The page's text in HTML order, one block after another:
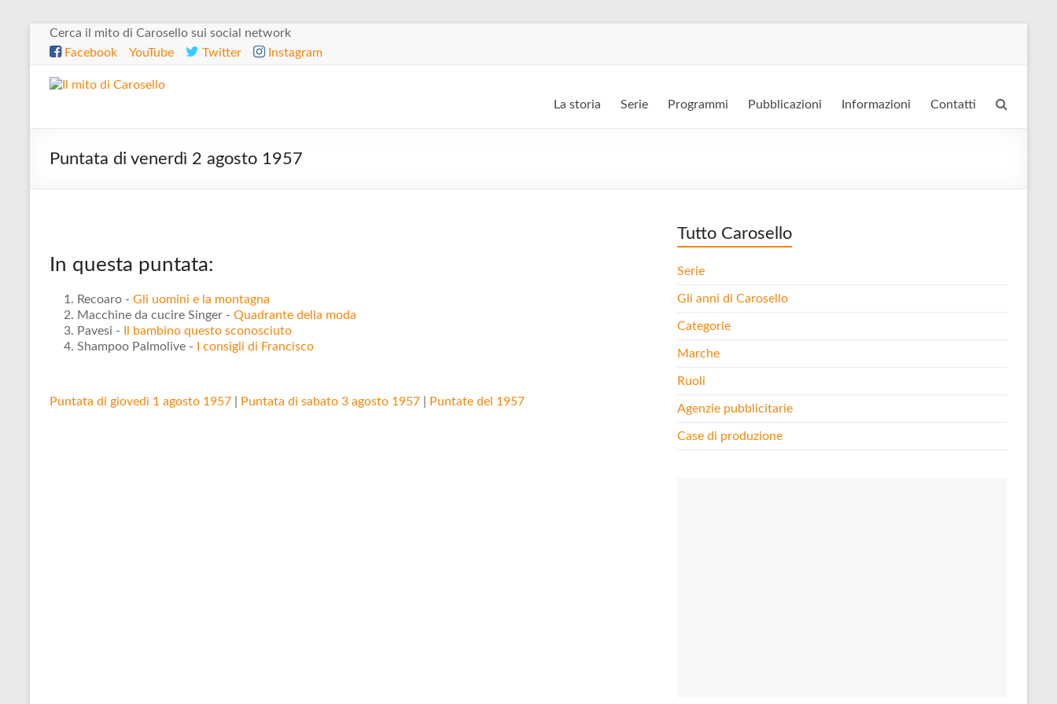
SaltaCerca il mito di Carosello sui social network
Facebook
YouTube Twitter Instagram
Il
di
La storia Serie Programmi Pubblicazioni Informazioni Contatti
Puntata di venerdì 2 agosto 1957
In questa puntata:
Recoaro - Gli uomini e la montagna
Macchine da cucire Singer - Quadrante della moda
Pavesi -
Il bambino questo sconosciuto
Shampoo Palmolive -
I consigli di Francisco
Puntata di giovedì 1 agosto 1957 Puntata di sabato 3 agosto 1957 Puntate del 1957
Tutto Carosello
Serie
Gli anni di Carosello
Categorie
Marche
Ruoli
Agenzie pubblicitarie
Case di produzione